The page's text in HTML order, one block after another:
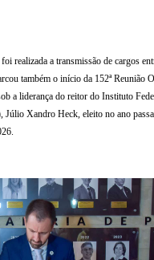
realizada a transmissão de cargos
também o início da 152ª Reunião
a liderança do reitor do Instituto
Júlio Xandro Heck, eleito no ano